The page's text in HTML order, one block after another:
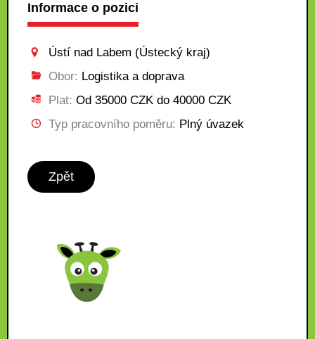
Informace o pozici
Ústí nad Labem (Ústecký kraj)
Obor: Logistika a doprava
Plat: Od 35000 CZK do 40000 CZK
Typ pracovního poměru: Plný úvazek
Zpět